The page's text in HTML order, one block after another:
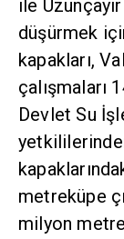
ile
düşürmek
kapakları,
çalışmaları
Devlet Su
metreküpe
milyon